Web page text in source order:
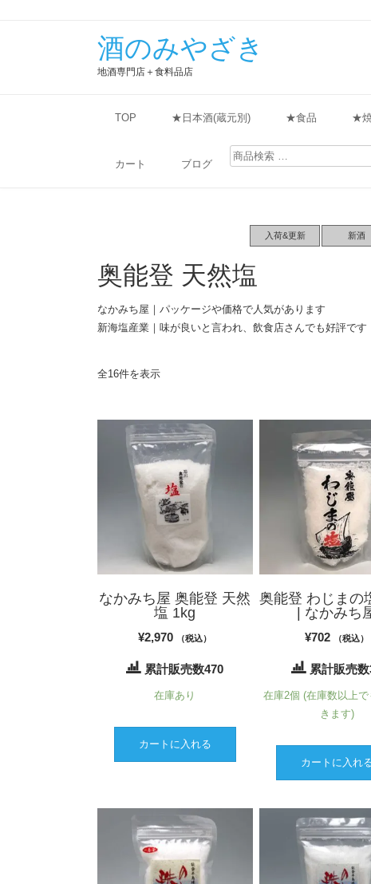
酒のみやざき
地酒専門店＋食料品店
TOP ★日本酒(蔵元別) ★食品 ★
カート ブログ
検
索
入荷&更新 新酒
奥能登 天然塩
なかみち屋｜パッケージや価格で人気があります
新海塩産業｜味が良いと言われ、飲食店さんでも好評です
全16件を表示
なかみち屋 奥能登 天然
塩 1kg
¥2,970 （税込）
累計販売数470
在庫あり
カートに入れる
奥能登 わじまの
| なかみち
¥702 （税込）
累計販売
在庫2個 (在庫数以上
きます)
カートに入れ